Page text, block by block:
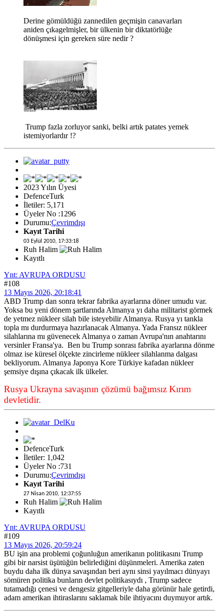
Derine gömüldüğü zannedilen geçmişin canavarları
aniden çıkagelmişler, bir ülkenin bir diktatörlüğe
dönüşmesi için gereken süre nedir ?
Trump fazla zorluyor sanki, belki artık patates yemek
istemiyorlardır !?
2023 Yılın Üyesi
DefenceTurk
İletiler: 5,171
Üyeler No :1296
Durumu:Çevrimdışı
Kayıt Tarihi
03 Eylül 2010, 17:33:18
Ruh Halim
Kayıtlı
Ynt: AVRUPA ORDUSU
#108
13 Mayıs 2026, 20:18:41
ABD Trump dan sonra tekrar fabrika ayarlarına döner umudu var.
Yoksa bu yeni dönem şartlarında Almanya yı daha militarist görmek
de yetmez nükleer silah bile isteyebilir Almanya. Rusya yı tankla
topla mı durdurmaya hazırlanacak Almanya. Yada Fransız nükleer
silahlarına mı güvenecek Almanya o zaman Avrupa'nın anahtarını
versinler Fransa'ya. Ben bu Trump sonrası fabrika ayarlarına dönme
olmaz ise küresel ölçekte zincirleme nükleer silahlanma dalgası
bekliyorum. Almanya Japonya Kore Türkiye kafadan nükleer
şemsiye dışına çıkacak ilk ülkeler.
Rusya Ukrayna savaşının çözümü bağımsız Kırım
devletidir.
DefenceTurk
İletiler: 1,042
Üyeler No :731
Durumu:Çevrimdışı
Kayıt Tarihi
27 Nisan 2010, 12:37:55
Ruh Halim
Kayıtlı
Ynt: AVRUPA ORDUSU
#109
13 Mayıs 2026, 20:59:24
BU işin ana problemi çoğunluğun amerikanın politikasını Trump
gibi bir narsist üşütüğün belirlediğini düşünmeleri. Amerika zaten
buydu daha ilk dünya savaşından beri aynı sinsi yayılmacı dünyayı
sömüren politika bunların devlet politikasıydı , Trump sadece
tutamadığı çenesi ve dengesiz gitgelleriyle daha görünür hale getirdi,
adam amerikan ihtiraslarını saklamak bile ihtiyacını duymuyor artık.